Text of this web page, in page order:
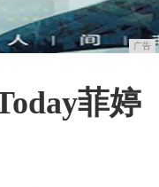
广告
菲婷